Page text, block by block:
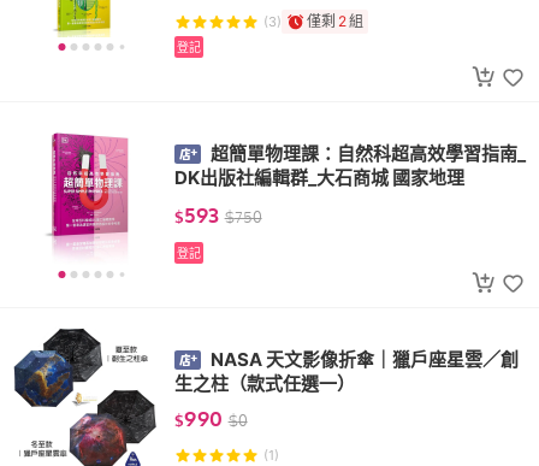
(3) 僅剩 2組
登記
超簡單物理課：自然科超高效學習指南_
DK出版社編輯群_大石商城 國家地理
$593 $750
登記
NASA 天文影像折傘｜獵戶座星雲／創
生之柱（款式任選一）
$990 $0
(1)